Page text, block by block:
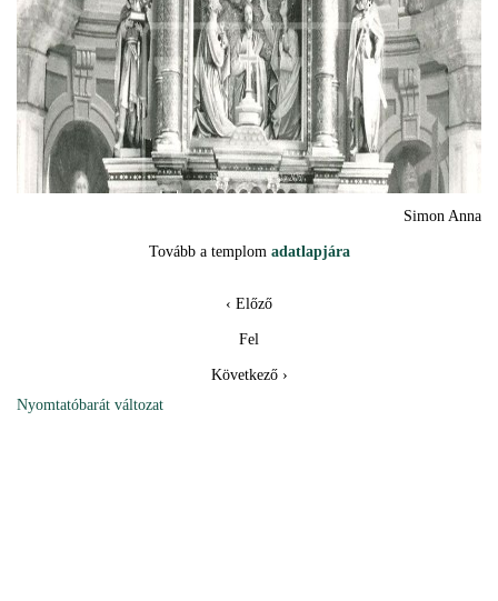
Simon Anna
Tovább a templom adatlapjára
‹ Előző
Fel
Következő ›
Nyomtatóbarát változat